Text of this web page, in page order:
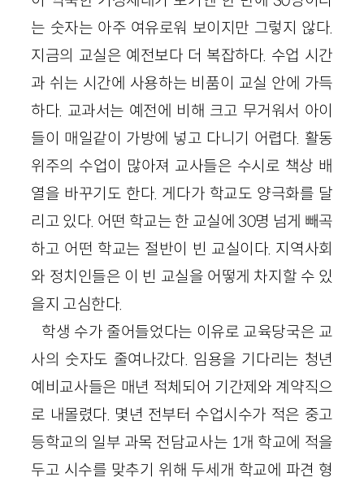
는 숫자는 아주 여유로워 보이지만 그렇지 않다.
지금의 교실은 예전보다 더 복잡하다. 수업 시간
과 쉬는 시간에 사용하는 비품이 교실 안에 가득
하다. 교과서는 예전에 비해 크고 무거워서 아이
들이 매일같이 가방에 넣고 다니기 어렵다. 활동
위주의 수업이 많아져 교사들은 수시로 책상 배
열을 바꾸기도 한다. 게다가 학교도 양극화를 달
리고 있다. 어떤 학교는 한 교실에 30명 넘게 빼곡
하고 어떤 학교는 절반이 빈 교실이다. 지역사회
와 정치인들은 이 빈 교실을 어떻게 차지할 수 있
을지 고심한다.
학생 수가 줄어들었다는 이유로 교육당국은 교
사의 숫자도 줄여나갔다. 임용을 기다리는 청년
예비교사들은 매년 적체되어 기간제와 계약직으
로 내몰렸다. 몇년 전부터 수업시수가 적은 중고
등학교의 일부 과목 전담교사는 1개 학교에 적을
두고 시수를 맞추기 위해 두세개 학교에 파견 형